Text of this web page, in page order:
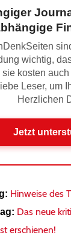
wichtig,
kosten
Leser, um
Herzlichen
Jetzt
Hinweise des
Das neue
erschienen!